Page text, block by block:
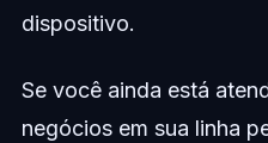
dispositivo.
Se você ainda está
negócios em sua linha